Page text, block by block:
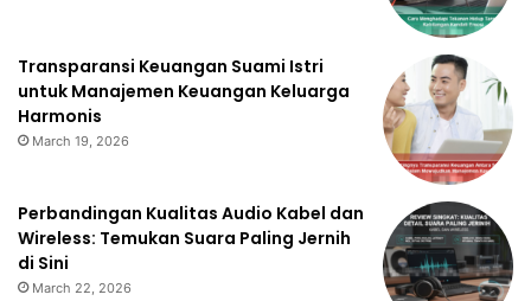
Transparansi Keuangan Suami Istri
untuk Manajemen Keuangan Keluarga
Harmonis
March 19, 2026
Perbandingan Kualitas Audio Kabel dan
Wireless: Temukan Suara Paling Jernih
di Sini
March 22, 2026